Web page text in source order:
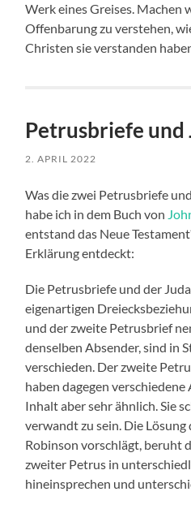
Werk eines Greises. Machen
Offenbarung zu verstehen,
Christen sie verstanden
Petrusbriefe und
2. APRIL 2022
Was die zwei Petrusbriefe
habe ich in dem Buch von
entstand das Neue
Erklärung entdeckt:
Die Petrusbriefe und der
eigenartigen
und der zweite Petrusbrief
denselben Absender, sind in
verschieden. Der zweite
haben dagegen
Inhalt aber sehr ähnlich. Sie
verwandt zu sein. Die Lösung
Robinson vorschlägt, beruht
zweiter Petrus in
hineinsprechen und